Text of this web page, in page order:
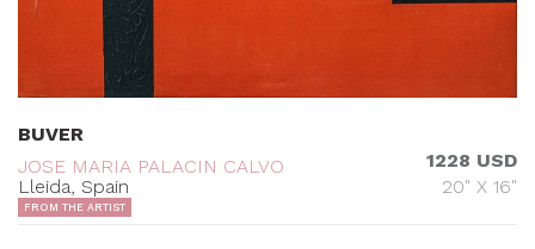
BUVER
JOSE MARIA PALACIN CALVO
Lleida, Spain
1228 USD
20" X 16"
FROM THE ARTIST